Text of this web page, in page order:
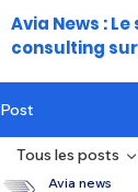
Avia News :
consulting
Post
Tous les posts
Avia news